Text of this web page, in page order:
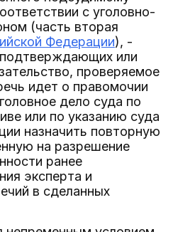
с уголовно-
(часть вторая
Федерации), -
или
проверяемое
идет о правомочии
дело суда по
или по указанию суда
назначить повторную
на разрешение
ранее
эксперта и
в сделанных